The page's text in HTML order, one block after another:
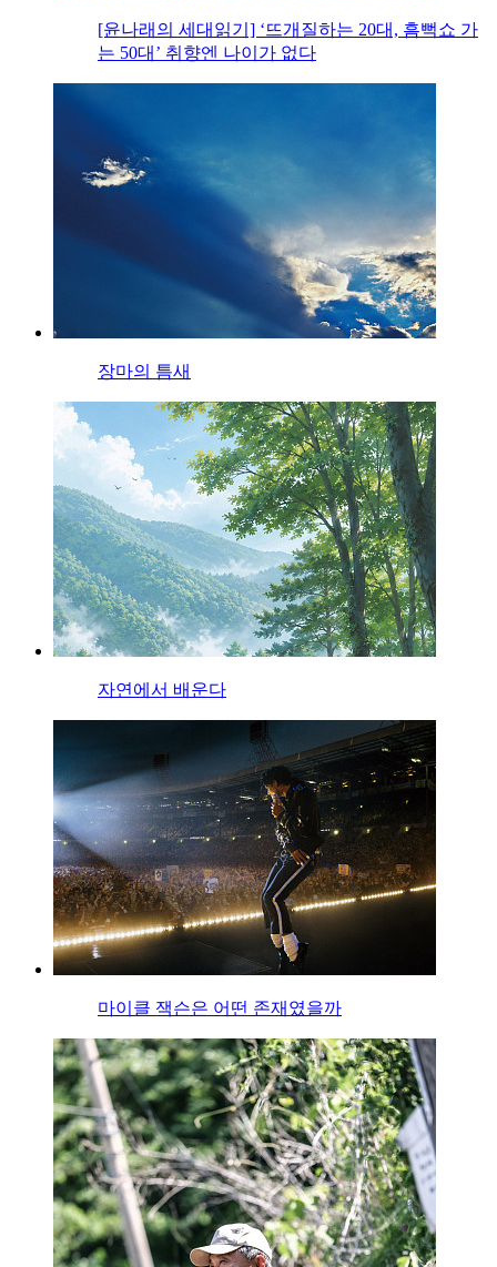
[윤나래의 세대읽기] ‘뜨개질하는 20대, 흠뻑쇼 가
는 50대’ 취향엔 나이가 없다
장마의 틈새
자연에서 배운다
마이클 잭슨은 어떤 존재였을까